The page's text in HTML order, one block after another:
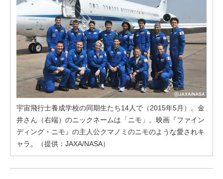
宇宙飛行士養成学校の同期生たち14人で（2015年5月）。金
井さん（右端）のニックネームは「ニモ」。映画『ファイン
ディング・ニモ』の主人公クマノミのニモのような愛されキ
ャラ。（提供：JAXA/NASA）